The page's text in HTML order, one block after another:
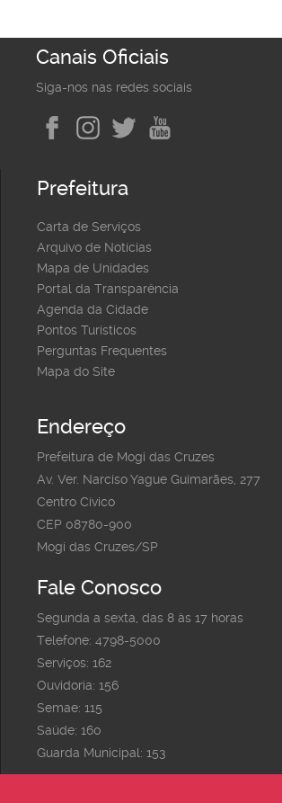
Canais Oficiais
Siga-nos nas redes sociais
Prefeitura
Carta de Serviços
Arquivo de Notícias
Mapa de Unidades
Portal da Transparência
Agenda da Cidade
Pontos Turísticos
Perguntas Frequentes
Mapa do Site
Endereço
Prefeitura de Mogi das Cruzes
Av. Ver. Narciso Yague Guimarães, 277
Centro Cívico
CEP 08780-900
Mogi das Cruzes/SP
Fale Conosco
Segunda a sexta, das 8 às 17 horas
Telefone: 4798-5000
Serviços: 162
Ouvidoria: 156
Semae: 115
Saúde: 160
Guarda Municipal: 153